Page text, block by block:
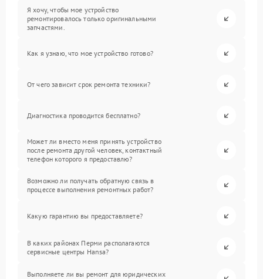
Я хочу, чтобы мое устройство
ремонтировалось только оригинальными
запчастями.
Как я узнаю, что мое устройство готово?
От чего зависит срок ремонта техники?
Диагностика проводится бесплатно?
Может ли вместо меня принять устройство
после ремонта другой человек, контактный
телефон которого я предоставлю?
Возможно ли получать обратную связь в
процессе выполнения ремонтных работ?
Какую гарантию вы предоставляете?
В каких районах Перми располагаются
сервисные центры Hansa?
Выполняете ли вы ремонт для юридических